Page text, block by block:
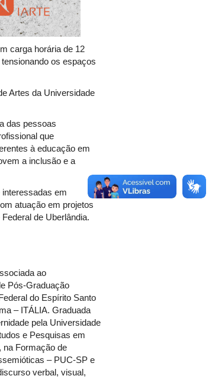
carga horária de 12
os espaços
Artes da Universidade
das pessoas
que
à educação em
a inclusão e a
em
atuação em projetos
de Uberlândia.
ao
Pós-Graduação
do Espírito Santo
– ITÁLIA. Graduada
pela Universidade
e Pesquisas em
na Formação de
– PUC-SP e
verbal, visual,